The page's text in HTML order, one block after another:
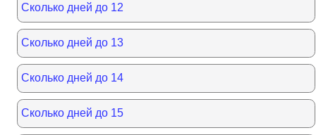
Сколько дней до 12
Сколько дней до 13
Сколько дней до 14
Сколько дней до 15